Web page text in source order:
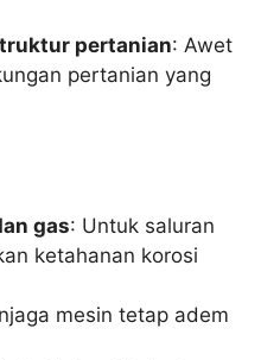
pertanian: Awet
pertanian yang
gas: Untuk saluran
ketahanan korosi
mesin tetap adem